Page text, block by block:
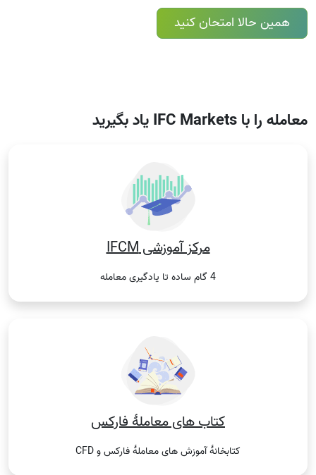
همین حالا امتحان کنید
معامله را با IFC Markets یاد بگیرید
مرکز آموزشی IFCM
4 گام ساده تا یادگیری معامله
کتاب های معاملۀ فارکس
کتابخانۀ آموزش های معاملۀ فارکس و CFD